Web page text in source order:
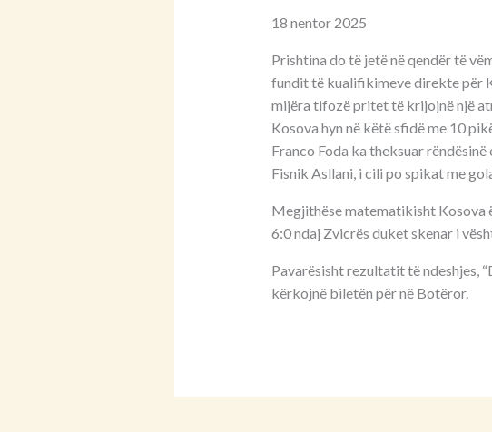
18 nentor 2025
Prishtina do të jetë në qendër të
fundit të kualifikimeve direkte për
mijëra tifozë pritet të krijojnë një
Kosova hyn në këtë sfidë me 10
Franco Foda ka theksuar
Fisnik Asllani, i cili po spikat me
Megjithëse matematikisht Kosova
6:0 ndaj Zvicrës duket skenar i
Pavarësisht rezultatit të ndeshjes,
kërkojnë biletën për në Botëror.